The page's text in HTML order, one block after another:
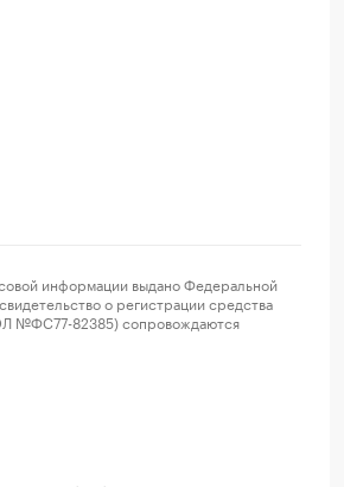
информации выдано Федеральной
о регистрации средства
№ФС77-82385) сопровождаются